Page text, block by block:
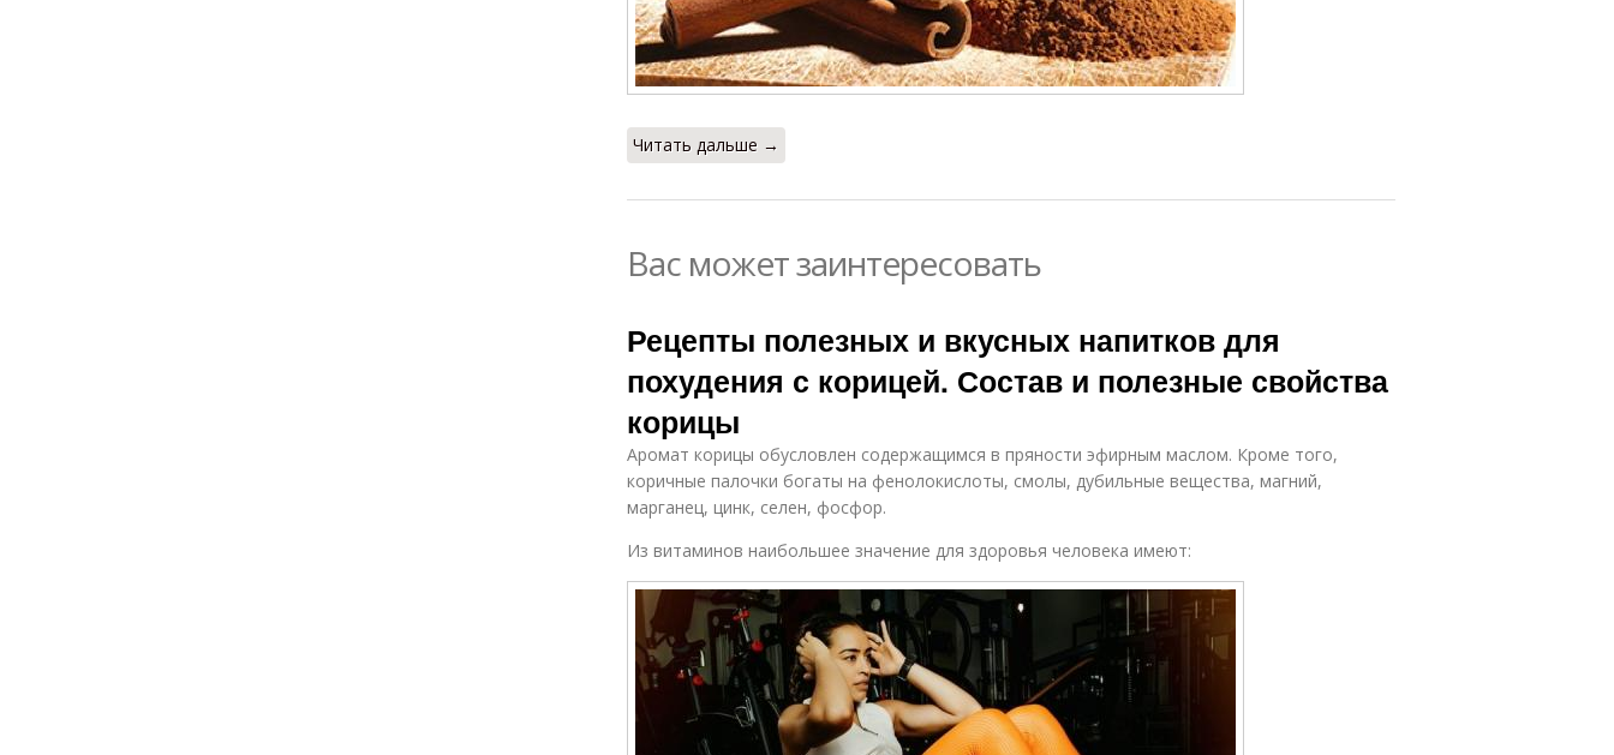
Читать дальше →
Вас может заинтересовать
Рецепты полезных и вкусных напитков для
похудения с корицей. Состав и полезные свойства
корицы
Аромат корицы обусловлен содержащимся в пряности эфирным маслом. Кроме того,
коричные палочки богаты на фенолокислоты, смолы, дубильные вещества, магний,
марганец, цинк, селен, фосфор.
Из витаминов наибольшее значение для здоровья человека имеют: